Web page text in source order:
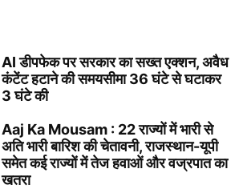
AI डीपफेक पर सरकार का सख्त एक्शन, अवैध
कंटेंट हटाने की समयसीमा 36 घंटे से घटाकर
3 घंटे की
Aaj Ka Mousam : 22 राज्यों में भारी से
अति भारी बारिश की चेतावनी, राजस्थान-यूपी
समेत कई राज्यों में तेज हवाओं और वज्रपात का
खतरा